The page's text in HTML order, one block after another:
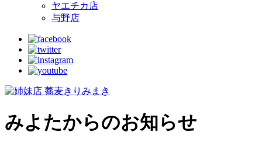
ヤエチカ店
与野店
みよたからのお知らせ